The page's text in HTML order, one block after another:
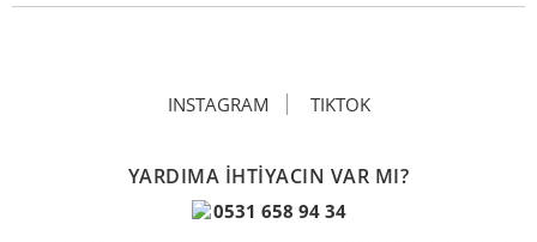
INSTAGRAM TIKTOK
YARDIMA İHTİYACIN VAR MI?
0531 658 94 34